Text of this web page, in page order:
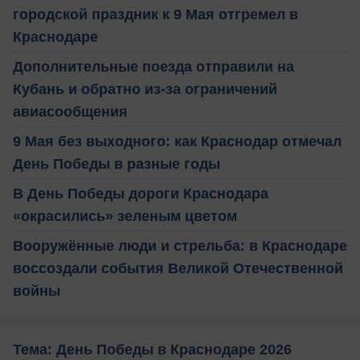
городской праздник к 9 Мая отгремел в
Краснодаре
Дополнительные поезда отправили на
Кубань и обратно из-за ограничений
авиасообщения
9 Мая без выходного: как Краснодар отмечал
День Победы в разные годы
В День Победы дороги Краснодара
«окрасились» зеленым цветом
Вооружённые люди и стрельба: в Краснодаре
воссоздали события Великой Отечественной
войны
Тема: День Победы в Краснодаре 2026